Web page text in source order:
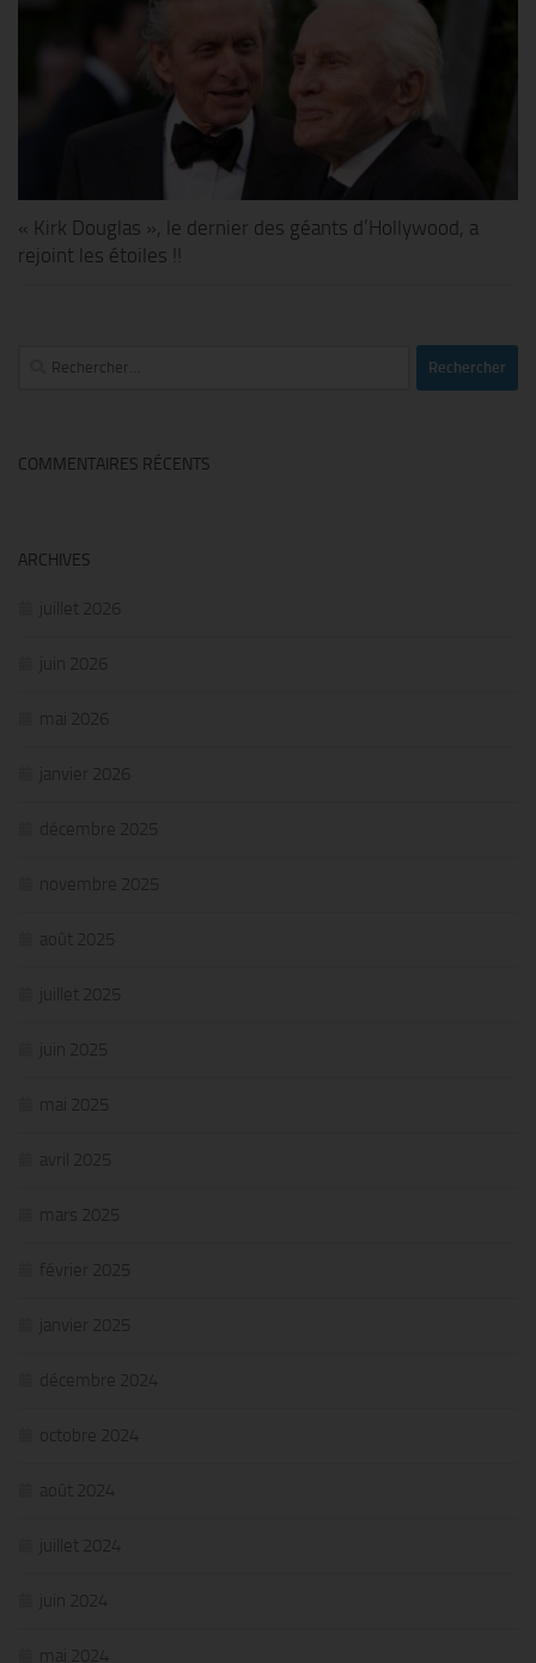
« Kirk Douglas », le dernier des géants d’Hollywood, a
rejoint les étoiles !!
Rechercher :
COMMENTAIRES RÉCENTS
ARCHIVES
juillet 2026
juin 2026
mai 2026
janvier 2026
décembre 2025
novembre 2025
août 2025
juillet 2025
juin 2025
mai 2025
avril 2025
mars 2025
février 2025
janvier 2025
décembre 2024
octobre 2024
août 2024
juillet 2024
juin 2024
mai 2024